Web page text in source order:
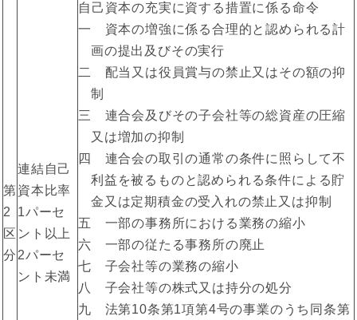
第
2
区
分
連結自己
資本比率
1パーセ
ント以上
2パーセ
ント未満
自己資本の充実に資する措置に係る命令
一 資本の増強に係る合理的と認められる計
画の提出及びその実行
二 配当又は役員賞与の禁止又はその額の抑
制
三 連合会及びその子会社等の総資産の圧縮
又は増加の抑制
四 連合会の取引の通常の条件に照らして不
利益を被るものと認められる条件による貯
金又は定期積金の受入れの禁止又は抑制
五 一部の事務所における業務の縮小
六 一部の従たる事務所の廃止
七 子会社等の業務の縮小
八 子会社等の株式又は持分の処分
九 法第10条第1項第4号の事業のうち同条第